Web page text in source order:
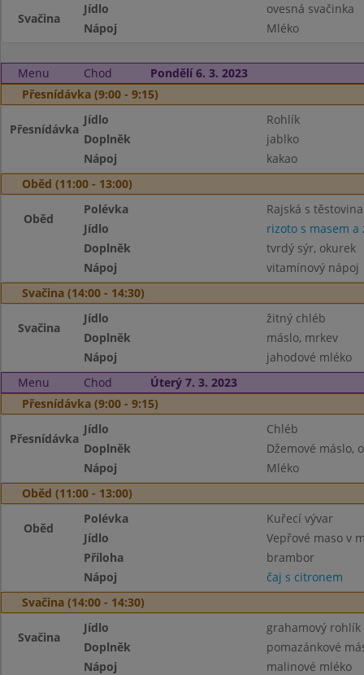
Svačina
Jídlo
ovesná svačinka
Nápoj
Mléko
Menu Chod
Pondělí 6. 3. 2023
Přesnídávka (9:00 - 9:15)
Přesnídávka
Jídlo
Rohlík
Doplněk
jablko
Nápoj
kakao
Oběd (11:00 - 13:00)
Oběd
Polévka
Rajská s
Jídlo
rizoto s masem a
Doplněk
tvrdý sýr, okurek
Nápoj
vitamínový nápoj
Svačina (14:00 - 14:30)
Svačina
Jídlo
žitný chléb
Doplněk
máslo, mrkev
Nápoj
jahodové mléko
Menu
Chod
Úterý 7. 3. 2023
Přesnídávka (9:00 - 9:15)
Přesnídávka
Jídlo
Chléb
Doplněk
Džemové máslo,
Nápoj
Mléko
Oběd (11:00 - 13:00)
Oběd
Polévka
Kuřecí vývar
Jídlo
Vepřové maso v
Příloha
brambor
Nápoj
čaj s citronem
Svačina (14:00 - 14:30)
Svačina
Jídlo
grahamový rohlík
Doplněk
pomazánkové
Nápoj
malinové mléko